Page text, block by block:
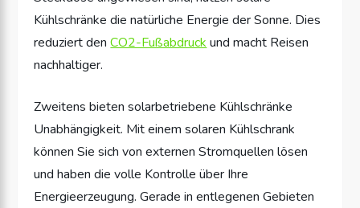
Kühlschränke die natürliche Energie der Sonne. Dies
reduziert denCO2-Fußabdruck und macht Reisen
nachhaltiger.
Zweitens bieten solarbetriebene Kühlschränke
Unabhängigkeit. Mit einem solaren Kühlschrank
können Sie sich von externen Stromquellen lösen
und haben die volle Kontrolle über Ihre
Energieerzeugung. Gerade in entlegenen Gebieten